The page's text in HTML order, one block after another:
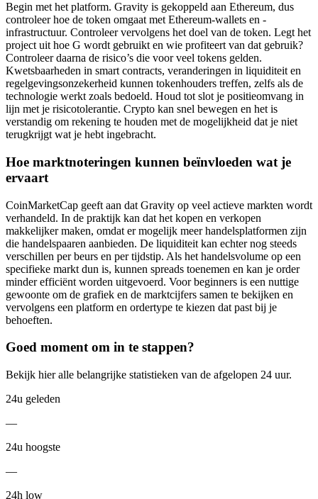
Begin met het platform. Gravity is gekoppeld aan Ethereum, dus
controleer hoe de token omgaat met Ethereum-wallets en -
infrastructuur. Controleer vervolgens het doel van de token. Legt het
project uit hoe G wordt gebruikt en wie profiteert van dat gebruik?
Controleer daarna de risico’s die voor veel tokens gelden.
Kwetsbaarheden in smart contracts, veranderingen in liquiditeit en
regelgevingsonzekerheid kunnen tokenhouders treffen, zelfs als de
technologie werkt zoals bedoeld. Houd tot slot je positieomvang in
lijn met je risicotolerantie. Crypto kan snel bewegen en het is
verstandig om rekening te houden met de mogelijkheid dat je niet
terugkrijgt wat je hebt ingebracht.
Hoe marktnoteringen kunnen beïnvloeden wat je
ervaart
CoinMarketCap geeft aan dat Gravity op veel actieve markten wordt
verhandeld. In de praktijk kan dat het kopen en verkopen
makkelijker maken, omdat er mogelijk meer handelsplatformen zijn
die handelspaaren aanbieden. De liquiditeit kan echter nog steeds
verschillen per beurs en per tijdstip. Als het handelsvolume op een
specifieke markt dun is, kunnen spreads toenemen en kan je order
minder efficiënt worden uitgevoerd. Voor beginners is een nuttige
gewoonte om de grafiek en de marktcijfers samen te bekijken en
vervolgens een platform en ordertype te kiezen dat past bij je
behoeften.
Goed moment om in te stappen?
Bekijk hier alle belangrijke statistieken van de afgelopen 24 uur.
24u geleden
—
24u hoogste
—
24h low